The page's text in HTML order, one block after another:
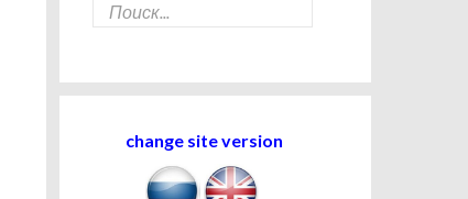
change site version